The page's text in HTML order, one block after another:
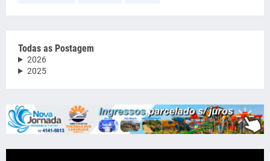
Todas as Postagem
2026
2025